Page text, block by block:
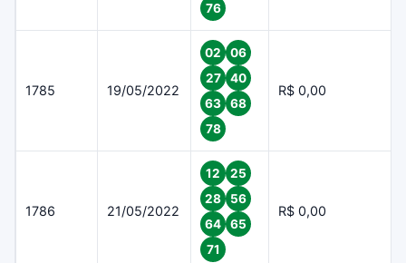
76
1785 19/05/2022
02
06
27
40
63
68
78
R$ 0,00
1786 21/05/2022
12
25
28
56
64
65
71
R$ 0,00